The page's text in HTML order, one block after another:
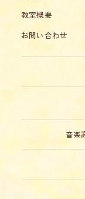
教室概要
お問い合わせ
音楽